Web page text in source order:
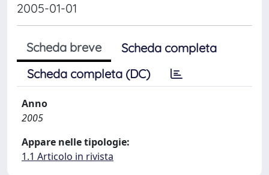
2005-01-01
Scheda breve
Scheda completa
Scheda completa (DC)
Anno
2005
Appare nelle tipologie:
1.1 Articolo in rivista